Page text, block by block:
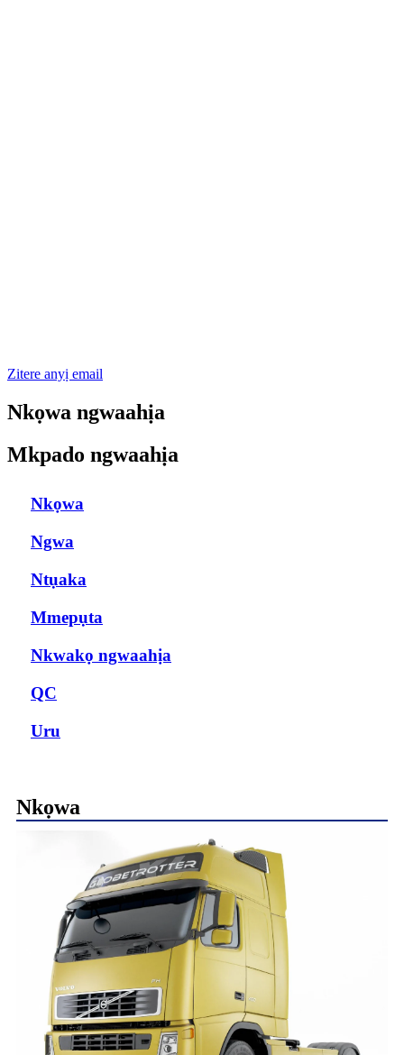
Zitere anyị email
Nkọwa ngwaahịa
Mkpado ngwaahịa
Nkọwa
Ngwa
Ntụaka
Mmepụta
Nkwakọ ngwaahịa
QC
Uru
Nkọwa